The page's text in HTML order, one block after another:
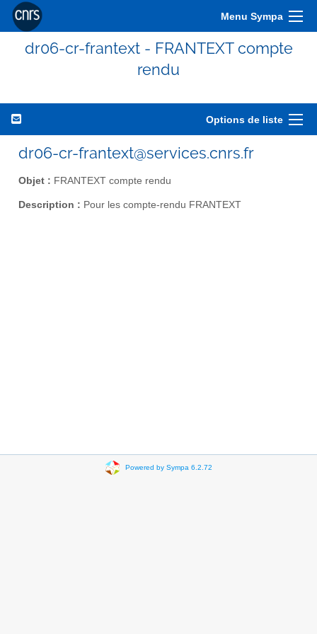
Menu Sympa
dr06-cr-frantext - FRANTEXT compte
rendu
Options de liste
dr06-cr-frantext@services.cnrs.fr
Objet : FRANTEXT compte rendu
Description : Pour les compte-rendu FRANTEXT
Powered by Sympa 6.2.72